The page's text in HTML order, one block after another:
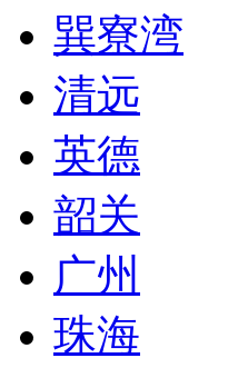
巽寮湾
清远
英德
韶关
广州
珠海